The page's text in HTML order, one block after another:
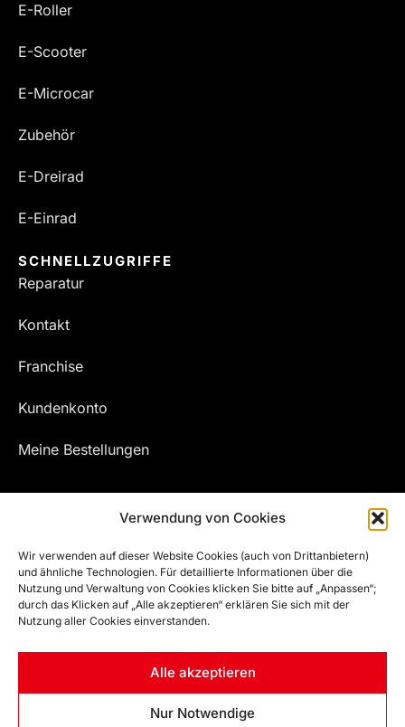
Verwendung von Cookies
Wir verwenden auf dieser Website Cookies (auch von Drittanbietern)
und ähnliche Technologien. Für detaillierte Informationen über die
Nutzung und Verwaltung von Cookies klicken Sie bitte auf „Anpassen“;
durch das Klicken auf „Alle akzeptieren“ erklären Sie sich mit der
Nutzung aller Cookies einverstanden.
Alle akzeptieren
Nur Notwendige
E-Roller
E-Scooter
E-Microcar
Zubehör
E-Dreirad
E-Einrad
SCHNELLZUGRIFFE
Reparatur
Kontakt
Franchise
Kundenkonto
Meine Bestellungen
© EFZ WELT | ALL RIGHTS RESERVED
DigitalTouch Werbeagentur e.U.